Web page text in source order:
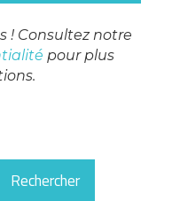
! Consultez notre
pour plus
Rechercher